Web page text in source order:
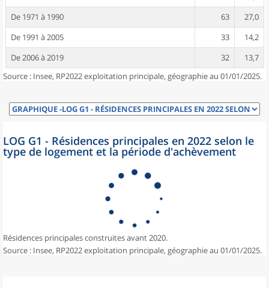
De 1971 à 1990
63
27,0
De 1991 à 2005
33
14,2
De 2006 à 2019
32
13,7
Source : Insee, RP2022 exploitation principale, géographie au 01/01/2025.
LOG G1 - Résidences principales en 2022 selon le
type de logement et la période d'achèvement
Résidences principales construites avant 2020.
Source : Insee, RP2022 exploitation principale, géographie au 01/01/2025.